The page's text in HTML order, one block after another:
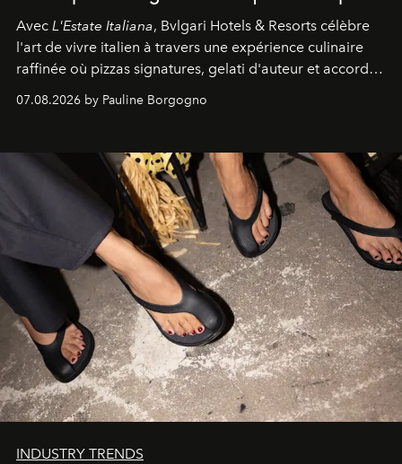
Avec L'Estate Italiana, Bvlgari Hotels & Resorts célèbre
l'art de vivre italien à travers une expérience culinaire
raffinée où pizzas signatures, gelati d'auteur et accords
d'exception composent un véritable voyage sensoriel.
07.08.2026 by Pauline Borgogno
INDUSTRY TRENDS